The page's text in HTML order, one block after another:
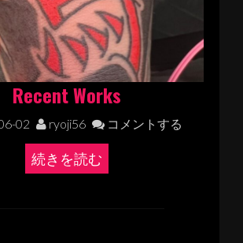
Recent Works
02 ryoji56 コメントする
続きを読む